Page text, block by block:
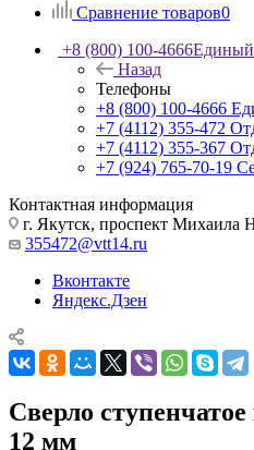
Сравнение товаров0
+8 (800) 100-4666
Назад
Телефоны
+8 (800) 100-4666
+7 (4112) 355-472
+7 (4112) 355-367
+7 (924) 765-70-19
Контактная информация
г. Якутск, проспект Михаила
355472@vtt14.ru
Вконтакте
Яндекс.Дзен
Сверло
12 мм